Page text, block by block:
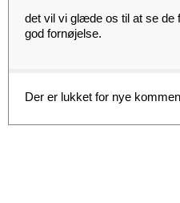
det vil vi glæde os til at se de
god fornøjelse.
Der er lukket for nye